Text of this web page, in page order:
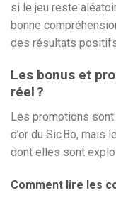
si le jeu reste
bonne
des résultats
Les bonus et
réel ?
Les promotions
d’or du Sic Bo, mais
dont elles sont
Comment lire les